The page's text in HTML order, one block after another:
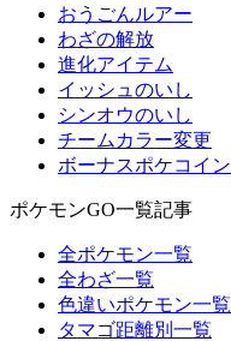
おうごんルアー
わざの解放
進化アイテム
イッシュのいし
シンオウのいし
チームカラー変更
ボーナスポケコイン
ポケモンGO一覧記事
全ポケモン一覧
全わざ一覧
色違いポケモン一覧
タマゴ距離別一覧